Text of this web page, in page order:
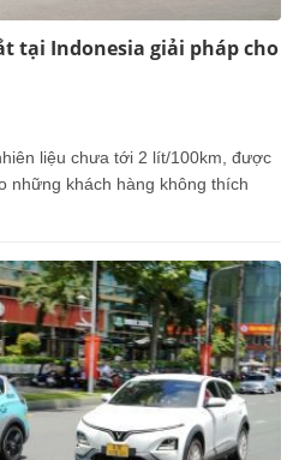
tại Indonesia giải pháp cho
liệu chưa tới 2 lít/100km, được
những khách hàng không thích